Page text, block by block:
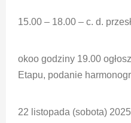
15.00 – 18.00 – c. d.
okoo godziny 19.00
Etapu, podanie
22 listopada (sobota) 2025